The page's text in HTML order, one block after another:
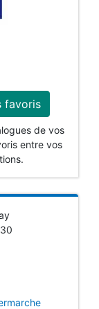
favoris
de vos
entre vos